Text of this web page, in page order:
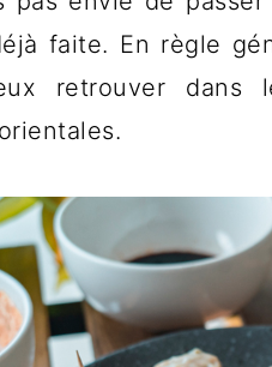
faite. En règle
retrouver dans